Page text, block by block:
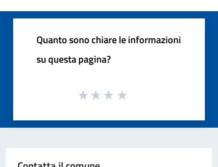
Quanto sono chiare le informazioni
su questa pagina?